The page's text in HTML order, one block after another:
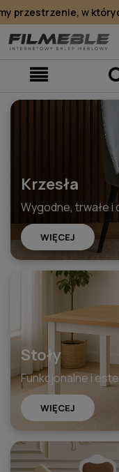
w
Krzesła
Wygodne, trwałe i
WIĘCEJ
Stoły
Funkcjonalne i
WIĘCEJ